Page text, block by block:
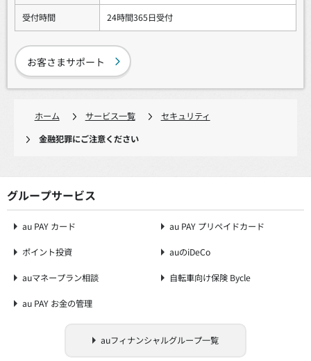
受付時間 24時間365日受付
お客さまサポート
ホーム サービス一覧
セキュリティ
金融犯罪にご注意ください
グループサービス
au PAY カード au PAY プリペイドカード
ポイント投資 auのiDeCo
auマネープラン相談 自転車向け保険 Bycle
au PAY お金の管理
auフィナンシャルグループ一覧